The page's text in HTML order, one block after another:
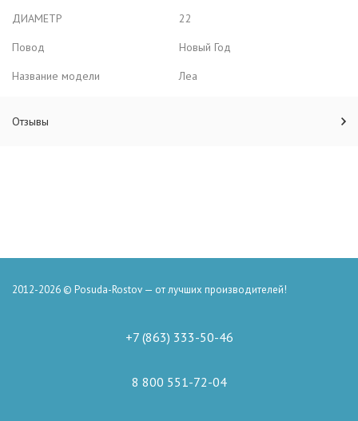
ДИАМЕТР
22
Повод
Новый Год
Название модели
Леа
Отзывы
2012-2026 © Posuda-Rostov — от лучших производителей!
+7 (863) 333-50-46
8 800 551-72-04